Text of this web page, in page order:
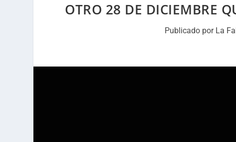
OTRO 28 DE DICIEMBRE
Publicado por La